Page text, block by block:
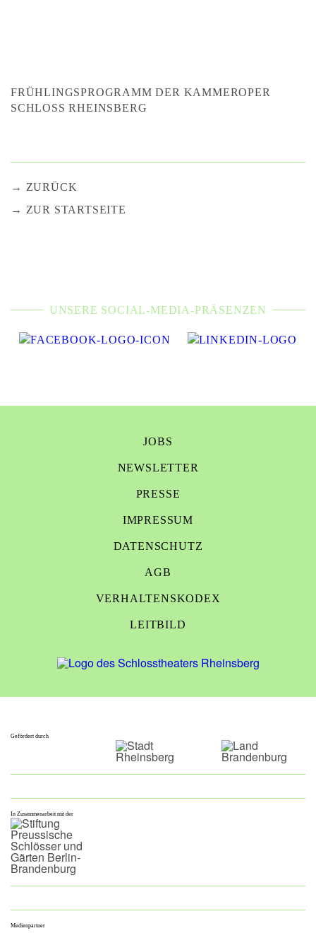
FRÜHLINGSPROGRAMM DER KAMMEROPER
SCHLOSS RHEINSBERG
ZURÜCK
ZUR STARTSEITE
UNSERE SOCIAL-MEDIA-PRÄSENZEN
JOBS
NEWSLETTER
PRESSE
IMPRESSUM
DATENSCHUTZ
AGB
VERHALTENSKODEX
LEITBILD
Gefördert durch
In Zusammenarbeit mit der
Medienpartner